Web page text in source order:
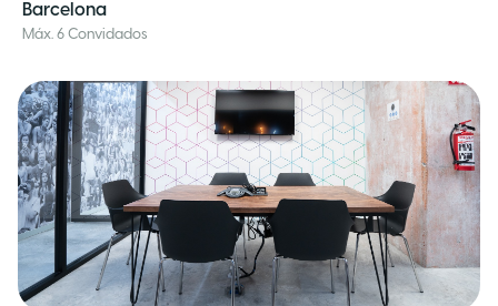
Barcelona
Máx. 6 Convidados